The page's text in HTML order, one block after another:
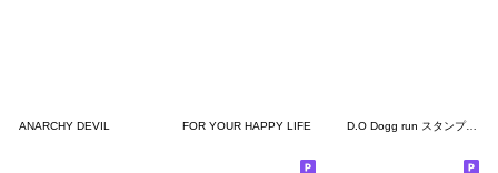
ANARCHY DEVIL FOR YOUR HAPPY LIFE D.O Dogg run スタンプ Part.2